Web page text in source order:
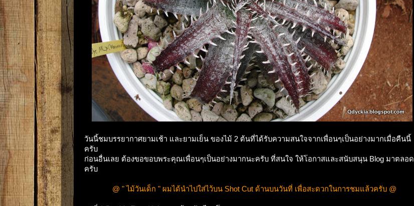
วันนี้ชมบรรยากาศยามเช้า และยามเย็น ของไม้ 2 ต้นที่ได้รับความสนใจจากเพื่อนๆเป็นอย่างมากเมื่อคืนนี้
ครับ
ก่อนอื่นเลย ต้องขอขอบพระคุณเพื่อนๆเป็นอย่างมากนะครับ ที่สนใจ ให้โอกาสและสนับสนุน Blog มาตลอด
ครับ
@ " ไม้วันเด็ก " ผมได้นำไปใส่ไว้บน Shot Cut ด้านบนวันที่ เพื่อสะดวกในการชมแล้วครับ @